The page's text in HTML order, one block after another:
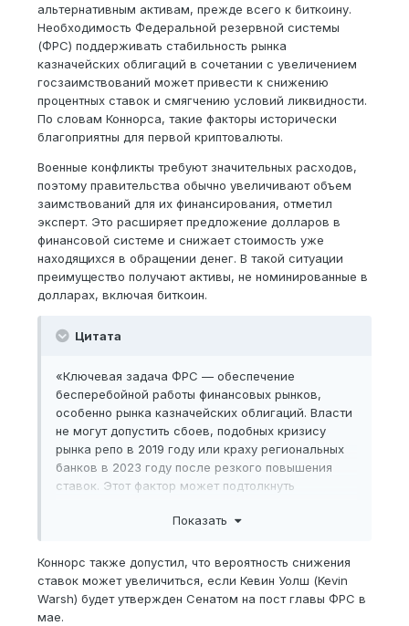
альтернативным активам, прежде всего к биткоину.
Необходимость Федеральной резервной системы
(ФРС) поддерживать стабильность рынка
казначейских облигаций в сочетании с увеличением
госзаимствований может привести к снижению
процентных ставок и смягчению условий ликвидности.
По словам Коннорса, такие факторы исторически
благоприятны для первой криптовалюты.
Военные конфликты требуют значительных расходов,
поэтому правительства обычно увеличивают объем
заимствований для их финансирования, отметил
эксперт. Это расширяет предложение долларов в
финансовой системе и снижает стоимость уже
находящихся в обращении денег. В такой ситуации
преимущество получают активы, не номинированные в
долларах, включая биткоин.
Цитата
«Ключевая задача ФРС — обеспечение
бесперебойной работы финансовых рынков,
особенно рынка казначейских облигаций. Власти
не могут допустить сбоев, подобных кризису
рынка репо в 2019 году или краху региональных
банков в 2023 году после резкого повышения
ставок. Этот фактор может подтолкнуть
ставок, особенно если правительство начнет
векселей вместо долгосрочных облигаций. Когда
ставки снижаются, а долг продолжает расти, это
создает условия, при которых биткоин обычно
показывает хорошие результаты», — заявил
Показать
Коннорс также допустил, что вероятность снижения
ставок может увеличиться, если Кевин Уолш (Kevin
Warsh) будет утвержден Сенатом на пост главы ФРС в
мае.